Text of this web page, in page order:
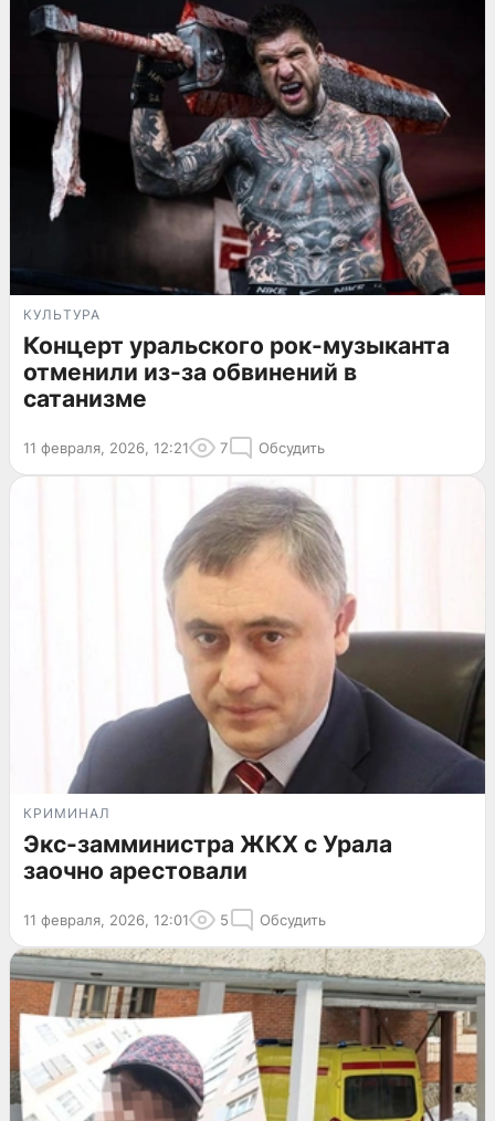
КУЛЬТУРА
Концерт уральского рок-музыканта
отменили из-за обвинений в
сатанизме
11 февраля, 2026, 12:21 7 Обсудить
КРИМИНАЛ
Экс-замминистра ЖКХ с Урала
заочно арестовали
11 февраля, 2026, 12:01 5 Обсудить